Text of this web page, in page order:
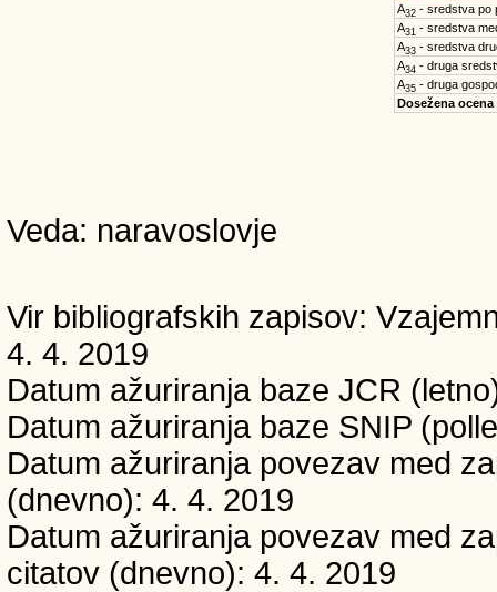
A32- sredstva po
A31 - sredstva
A33- sredstva
A34 - druga
A35- druga
Dosežena ocena
Veda: naravoslovje
Vir bibliografskih zapisov:
4. 4. 2019
Datum ažuriranja baze JCR
Datum ažuriranja baze SNIP
Datum ažuriranja povezav med
(dnevno): 4. 4. 2019
Datum ažuriranja povezav med
citatov (dnevno): 4. 4. 2019